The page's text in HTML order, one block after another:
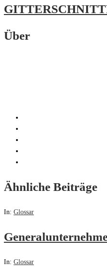
Über
Ähnliche Beiträge
In: Glossar
In: Glossar